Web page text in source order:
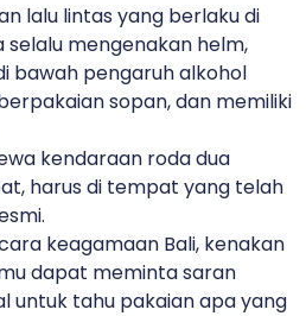
lalu lintas yang berlaku di
selalu mengenakan helm,
bawah pengaruh alkohol
sopan, dan memiliki
kendaraan roda dua
harus di tempat yang telah
keagamaan Bali, kenakan
dapat meminta saran
untuk tahu pakaian apa yang